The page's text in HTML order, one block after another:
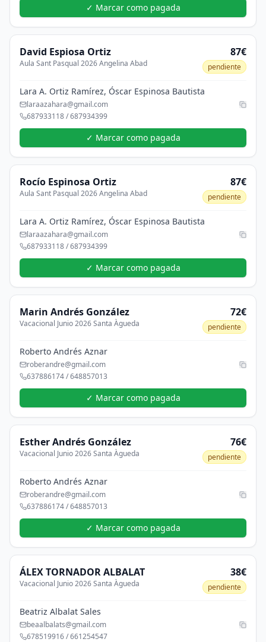
✓ Marcar como pagada
David Espiosa Ortiz
Aula Sant Pasqual 2026 Angelina Abad
87€
pendiente
Lara A. Ortiz Ramírez, Óscar Espinosa Bautista
laraazahara@gmail.com
687933118 / 687934399
✓ Marcar como pagada
Rocío Espinosa Ortiz
Aula Sant Pasqual 2026 Angelina Abad
87€
pendiente
Lara A. Ortiz Ramírez, Óscar Espinosa Bautista
laraazahara@gmail.com
687933118 / 687934399
✓ Marcar como pagada
Marin Andrés González
Vacacional Junio 2026 Santa Àgueda
72€
pendiente
Roberto Andrés Aznar
roberandre@gmail.com
637886174 / 648857013
✓ Marcar como pagada
EstherAndrés González
Vacacional Junio 2026 Santa Àgueda
76€
pendiente
Roberto Andrés Aznar
roberandre@gmail.com
637886174 / 648857013
✓ Marcar como pagada
ÁLEXTORNADOR ALBALAT
Vacacional Junio 2026 Santa Àgueda
38€
pendiente
Beatriz Albalat Sales
beaalbalats@gmail.com
678519916 / 661254547